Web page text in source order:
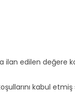
edilen değere
kabul etmiş